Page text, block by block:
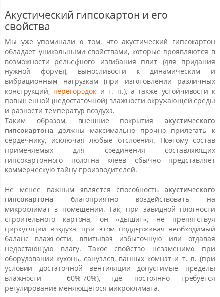
Акустический гипсокартон и его
свойства
Мы уже упоминали о том, что акустический гипсокартон
обладает уникальными свойствами, которые проявляются в
возможности рельефного изгибания плит (для придания
нужной формы), выносливости к динамическим и
вибрационным нагрузкам (при изготовлении различных
конструкций, перегородок и т. п.), а также устойчивости к
повышенной (недостаточной) влажности окружающей среды
и разности температур воздуха.
Таким образом, внешние покрытия акустического
гипсокартона должны максимально прочно прилегать к
сердечнику, исключая любые отслоения. Поэтому состав
применяемых для соединения составляющих
гипсокартонного полотна клеев обычно представляет
коммерческую тайну производителей.
Не менее важным является способность акустического
гипсокартона благоприятно воздействовать на
микроклимат в помещении. Так, при завидной плотности
строительного картона, он «дышит», не препятствуя
циркуляции воздуха, при этом поддерживая необходимый
баланс влажности, впитывая избыточную или отдавая
недостающую влагу. Такое свойство незаменимо при
оборудовании кухонь, санузлов, ванных комнат и т. п. (при
условии достаточной вентиляции допустимые пределы
влажности - 60%-70%), где постоянно требуется
регулирование меняющегося микроклимата.